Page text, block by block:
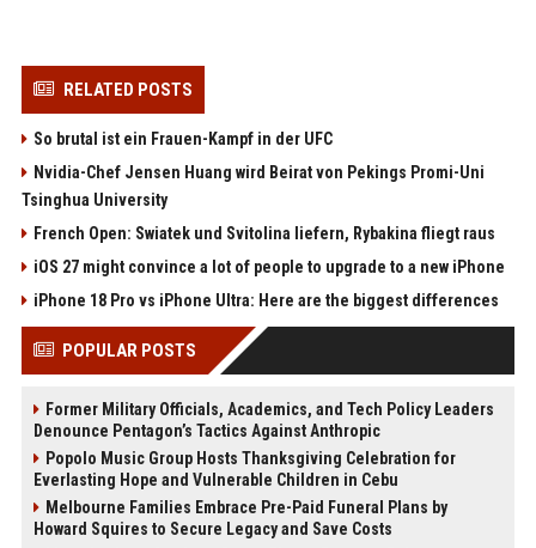
RELATED POSTS
So brutal ist ein Frauen-Kampf in der UFC
Nvidia-Chef Jensen Huang wird Beirat von Pekings Promi-Uni
Tsinghua University
French Open: Swiatek und Svitolina liefern, Rybakina fliegt raus
iOS 27 might convince a lot of people to upgrade to a new iPhone
iPhone 18 Pro vs iPhone Ultra: Here are the biggest differences
POPULAR POSTS
Former Military Officials, Academics, and Tech Policy Leaders
Denounce Pentagon’s Tactics Against Anthropic
Popolo Music Group Hosts Thanksgiving Celebration for
Everlasting Hope and Vulnerable Children in Cebu
Melbourne Families Embrace Pre-Paid Funeral Plans by
Howard Squires to Secure Legacy and Save Costs